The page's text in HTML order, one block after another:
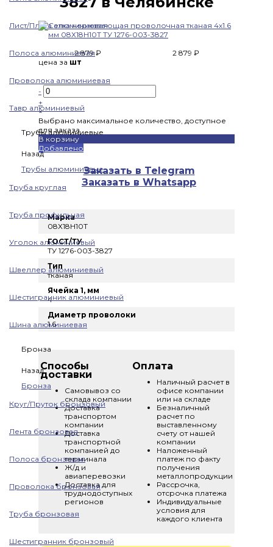
Лист/Плита алюминиевая
Полоса алюминиевая
Проволока алюминиевая
Тавр алюминиевый
Трубы алюминиевые
Назад
Трубы алюминиевые
Труба круглая
Труба профильная
Уголок алюминиевый
Швеллер алюминиевый
Шестигранник алюминиевый
Шина алюминиевая
Бронза
Назад
Бронза
Круг/Пруток бронзовый
Лента бронзовая
Полоса бронзовая
Проволока бронзовая
Труба бронзовая
Шестигранник бронзовый
2 879 ₽
2 879 ₽
цена за шт
-
+
×
Выбрано максимальное количество, доступное
для заказа
В корзину
Добавлено
Заказать в Telegram
Заказать в Whatsapp
Марка
08Х18Н10Т
ГОСТ/ТУ
ТУ 1276-003-3827
Тип
тканая
Ячейка 1, мм
4
Диаметр проволоки
1.6
Способы
доставки
Самовывоз со
склада компании
Доставка
транспортом
компании
Доставка
транспортной
компанией до
терминала
Ж/д и
авиаперевозки
Доставка для
труднодоступных
регионов
Оплата
Наличный расчет в
офисе компании
или на складе
Безналичный
расчет по
выставленному
счету от нашей
компании
Наложенный
платеж по факту
получения
металлопродукции
Рассрочка,
отсрочка платежа
Индивидуальные
условия для
каждого клиента